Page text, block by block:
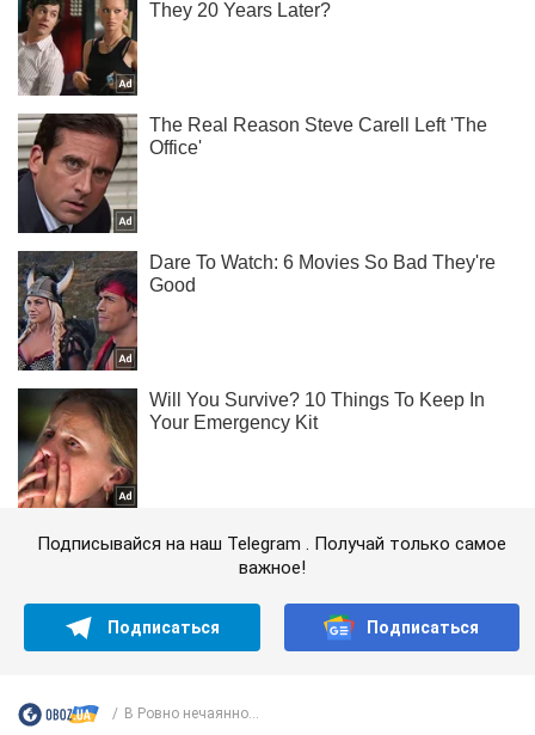
Подписывайся на наш Telegram . Получай только самое
важное!
Подписаться Подписаться
В Ровно нечаянно...